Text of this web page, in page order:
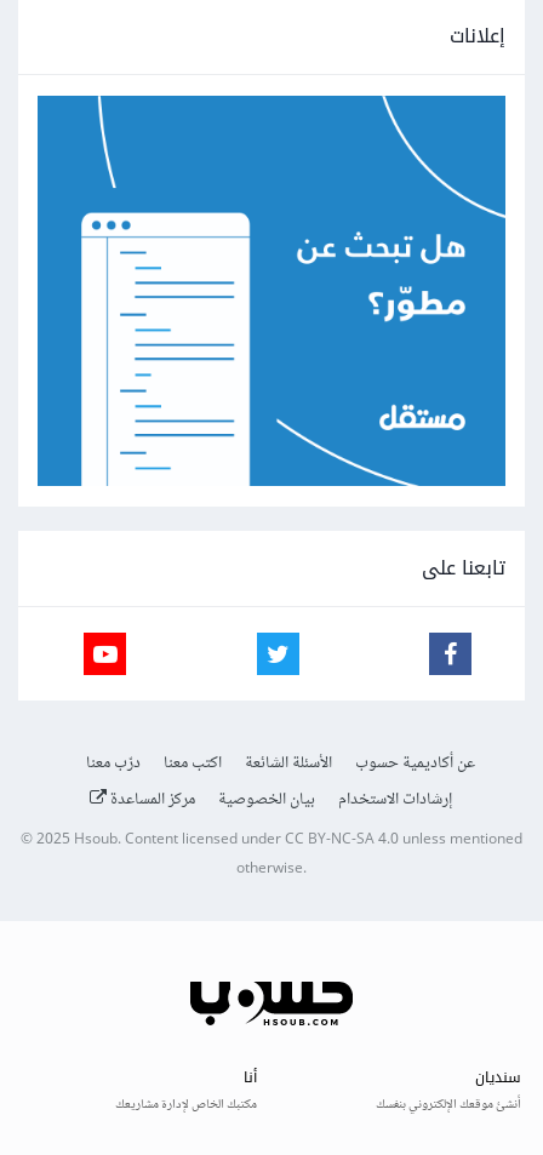
إعلانات
تابعنا على
عن أكاديمية حسوب الأسئلة الشائعة اكتب معنا
درّب معنا
إرشادات الاستخدام
بيان الخصوصية مركز المساعدة
© 2025Hsoub.Content licensed underCC BY-NC-SA 4.0unless mentioned
otherwise.